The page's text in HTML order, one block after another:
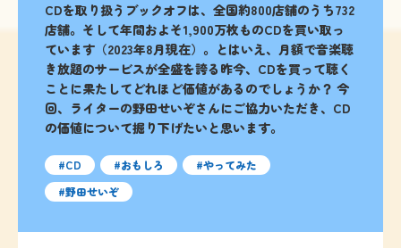
CDを取り扱うブックオフは、全国約800店舗のうち732
店舗。そして年間およそ1,900万枚ものCDを買い取っ
ています（2023年8月現在）。とはいえ、月額で音楽聴
き放題のサービスが全盛を誇る昨今、CDを買って聴く
ことに果たしてどれほど価値があるのでしょうか？ 今
回、ライターの野田せいぞさんにご協力いただき、CD
の価値について掘り下げたいと思います。
CD おもしろ
やってみた
野田せいぞ